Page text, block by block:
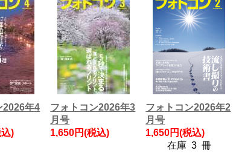
2026年4
)
フォトコン2026年3
月号
1,650円(税込)
フォトコン2026年2
月号
1,650円(税込)
在庫 3 冊